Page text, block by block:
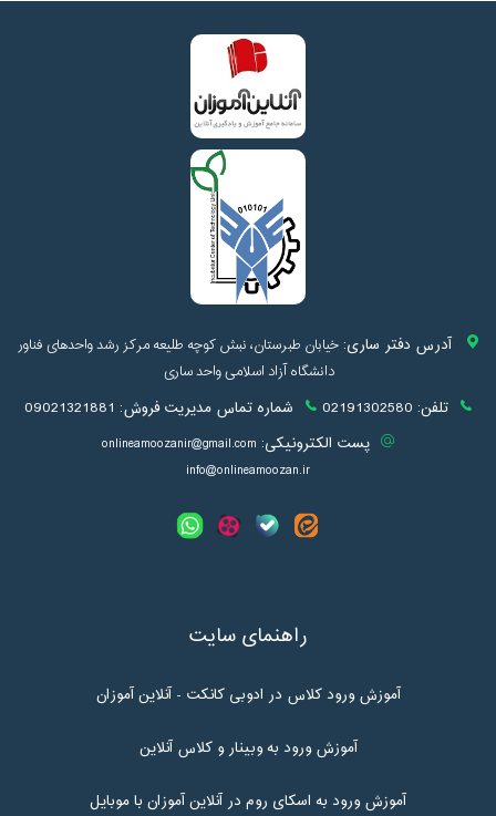
آدرس دفتر ساری:خیابان طبرستان، نبش کوچه طلیعه مرکز رشد واحدهای فناور
دانشگاه آزاد اسلامی واحد ساری
تلفن: 02191302580 شماره تماس مدیریت فروش: 09021321881
پست الکترونیکی: onlineamoozanir@gmail.com
info@onlineamoozan.ir
راهنمای سایت
آموزش ورود کلاس در ادوبی کانکت - آنلاین آموزان
آموزش ورود به وبینار و کلاس آنلاین
آموزش ورود به اسکای روم در آنلاین آموزان با موبایل